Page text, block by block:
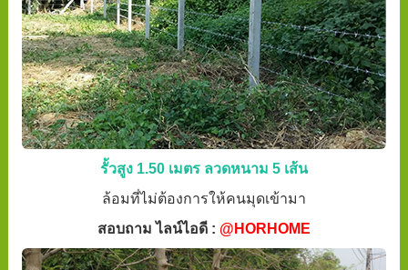
รั้วสูง 1.50 เมตร ลวดหนาม 5 เส้น
ล้อมที่ไม่ต้องการให้คนมุดเข้ามา
สอบถาม ไลน์ไอดี : @HORHOME